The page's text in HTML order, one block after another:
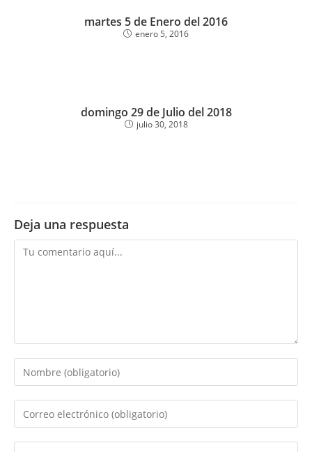
martes 5 de Enero del 2016
enero 5, 2016
domingo 29 de Julio del 2018
julio 30, 2018
Deja una respuesta
Comentario
Introduce
tu
nombre
Introduce
tu
dirección